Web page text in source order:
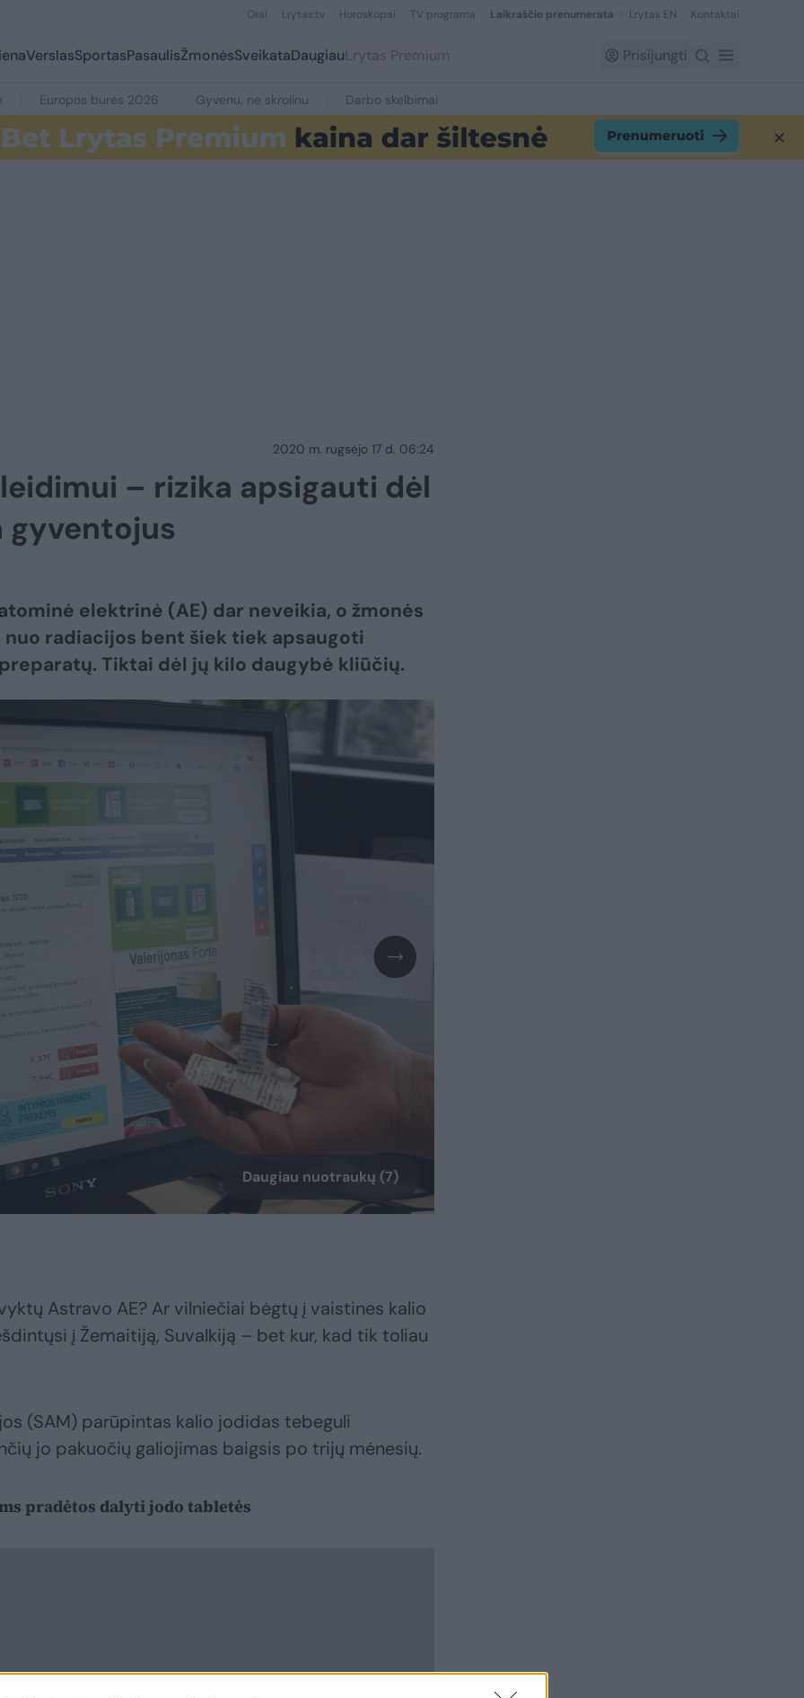
Orai Lrytas.tv Horoskopai TV programa Laikraščio prenumerata Lrytas EN Kontaktai
VerslasSportasPasaulisŽmonėsSveikataDaugiauLrytas Premium Prisijungti
Europos burės 2026 Gyvenu, ne skrolinu Darbo skelbimai
2020 m. rugsėjo 17 d. 06:24
– rizika apsigauti dėl
gyventojus
elektrinė (AE) dar neveikia, o žmonės
nuo radiacijos bent šiek tiek apsaugoti
Tiktai dėl jų kilo daugybė kliūčių.
Daugiau nuotraukų (7)
Astravo AE? Ar vilniečiai bėgtų į vaistines kalio
į Žemaitiją, Suvalkiją – bet kur, kad tik toliau
(SAM) parūpintas kalio jodidas tebeguli
jo pakuočių galiojimas baigsis po trijų mėnesių.
pradėtos dalyti jodo tabletės